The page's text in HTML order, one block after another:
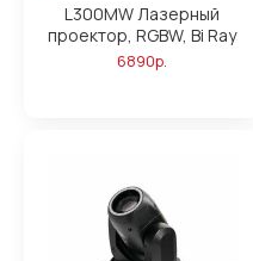
L300MW Лазерный
проектор, RGBW, Bi Ray
6890р.